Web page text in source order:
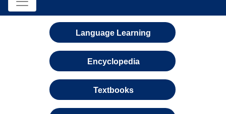
Language Learning
Encyclopedia
Textbooks